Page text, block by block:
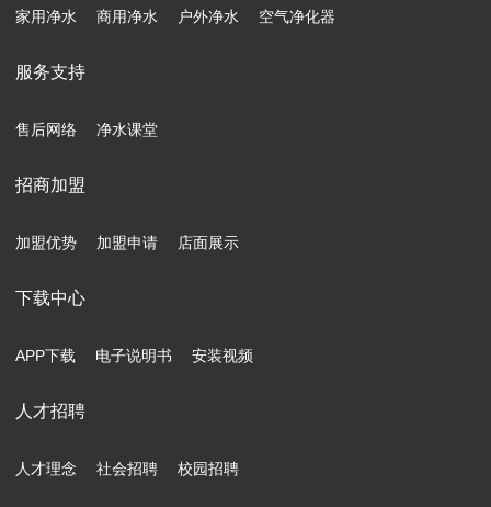
家用净水 商用净水 户外净水 空气净化器
服务支持
售后网络 净水课堂
招商加盟
加盟优势 加盟申请 店面展示
下载中心
APP下载 电子说明书 安装视频
人才招聘
人才理念 社会招聘 校园招聘